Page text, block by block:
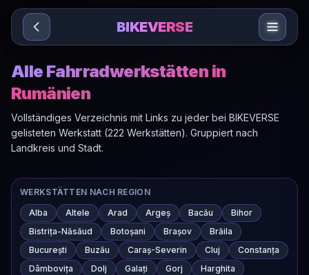
Sari la conținut
BIKEVERSE
Alle Fahrradwerkstätten in
Rumänien
Vollständiges Verzeichnis mit Links zu jeder bei BIKEVERSE
gelisteten Werkstatt (222 Werkstätten). Gruppiert nach
Landkreis und Stadt.
WERKSTÄTTEN NACH REGION
Alba
Altele Arad Argeș Bacău
Bihor
Bistrița-Năsăud
Botoșani Brașov
Brăila
București
Buzău Caraș-Severin Cluj
Constanța
Dâmbovița
Dolj Galați Gorj
Harghita